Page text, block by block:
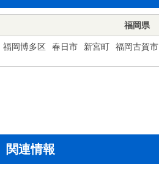
福岡県
福岡博多区 春日市 新宮町 福岡古賀市
関連情報